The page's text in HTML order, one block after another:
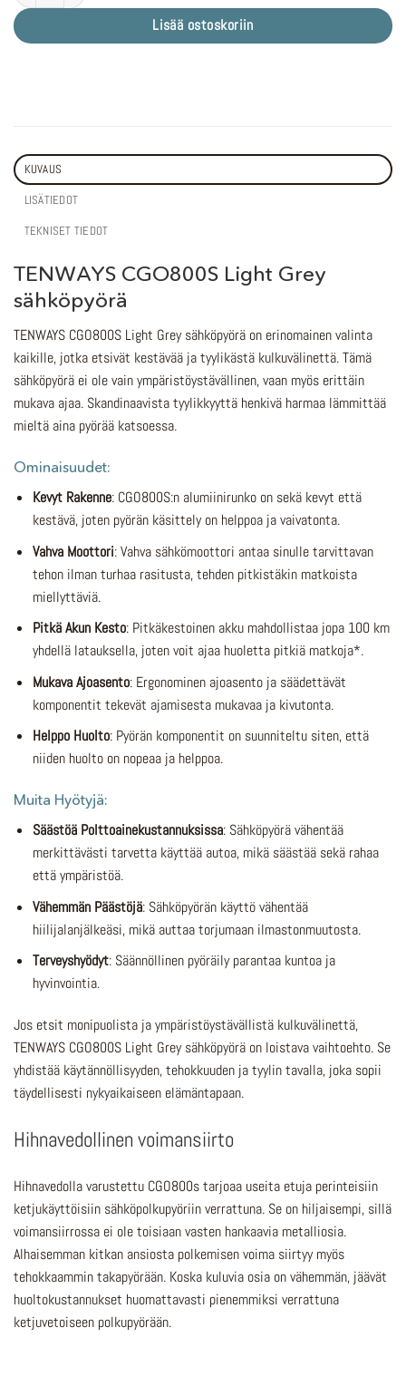
Lisää ostoskoriin
KUVAUS
LISÄTIEDOT
TEKNISET TIEDOT
TENWAYS CGO800S Light Grey
sähköpyörä
TENWAYS CGO800S Light Grey sähköpyörä on erinomainen valinta
kaikille, jotka etsivät kestävää ja tyylikästä kulkuvälinettä. Tämä
sähköpyörä ei ole vain ympäristöystävällinen, vaan myös erittäin
mukava ajaa. Skandinaavista tyylikkyyttä henkivä harmaa lämmittää
mieltä aina pyörää katsoessa.
Ominaisuudet:
Kevyt Rakenne: CGO800S:n alumiinirunko on sekä kevyt että
kestävä, joten pyörän käsittely on helppoa ja vaivatonta.
Vahva Moottori: Vahva sähkömoottori antaa sinulle tarvittavan
tehon ilman turhaa rasitusta, tehden pitkistäkin matkoista
miellyttäviä.
Pitkä Akun Kesto: Pitkäkestoinen akku mahdollistaa jopa 100 km
yhdellä latauksella, joten voit ajaa huoletta pitkiä matkoja*.
Mukava Ajoasento: Ergonominen ajoasento ja säädettävät
komponentit tekevät ajamisesta mukavaa ja kivutonta.
Helppo Huolto: Pyörän komponentit on suunniteltu siten, että
niiden huolto on nopeaa ja helppoa.
Muita Hyötyjä:
Säästöä Polttoainekustannuksissa: Sähköpyörä vähentää
merkittävästi tarvetta käyttää autoa, mikä säästää sekä rahaa
että ympäristöä.
Vähemmän Päästöjä: Sähköpyörän käyttö vähentää
hiilijalanjälkeäsi, mikä auttaa torjumaan ilmastonmuutosta.
Terveyshyödyt: Säännöllinen pyöräily parantaa kuntoa ja
hyvinvointia.
Jos etsit monipuolista ja ympäristöystävällistä kulkuvälinettä,
TENWAYS CGO800S Light Grey sähköpyörä on loistava vaihtoehto. Se
yhdistää käytännöllisyyden, tehokkuuden ja tyylin tavalla, joka sopii
täydellisesti nykyaikaiseen elämäntapaan.
Hihnavedollinen voimansiirto
Hihnavedolla varustettu CGO800s tarjoaa useita etuja perinteisiin
ketjukäyttöisiin sähköpolkupyöriin verrattuna. Se on hiljaisempi, sillä
voimansiirrossa ei ole toisiaan vasten hankaavia metalliosia.
Alhaisemman kitkan ansiosta polkemisen voima siirtyy myös
tehokkaammin takapyörään. Koska kuluvia osia on vähemmän, jäävät
huoltokustannukset huomattavasti pienemmiksi verrattuna
ketjuvetoiseen polkupyörään.